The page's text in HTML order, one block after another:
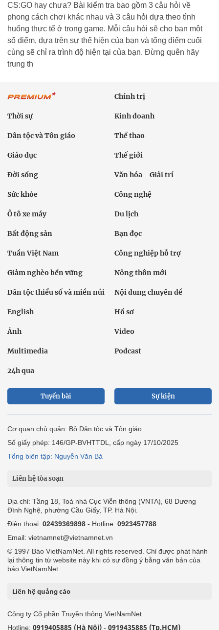
CS:GO hay chưa? Bài kiểm tra bao gồm 3 câu hỏi về
phong cách chơi khác nhau và 3 câu hỏi dựa theo tình
huống thực tế ở trong game. Mỗi câu hỏi sẽ cho bạn một
số điểm, dựa trên sự thể hiện của bạn và tổng điểm cuối
cùng sẽ chỉ ra trình độ hiện tại của bạn. Đừng quên hãy
trung th
Chính trị
Thời sự Kinh doanh
Dân tộc và Tôn giáo Thể thao
Giáo dục Thế giới
Đời sống Văn hóa - Giải trí
Sức khỏe Công nghệ
Ô tô xe máy Du lịch
Bất động sản Bạn đọc
Tuần Việt Nam Công nghiệp hỗ trợ
Giảm nghèo bền vững Nông thôn mới
Dân tộc thiểu số và miền núi Nội dung chuyên đề
English Hồ sơ
Ảnh Video
Multimedia Podcast
24h qua
Tuyến bài Sự kiện
Cơ quan chủ quản: Bộ Dân tộc và Tôn giáo
Số giấy phép: 146/GP-BVHTTDL, cấp ngày 17/10/2025
Tổng biên tập: Nguyễn Văn Bá
Liên hệ tòa soạn
Địa chỉ: Tầng 18, Toà nhà Cục Viễn thông (VNTA), 68 Dương
Đình Nghệ, phường Cầu Giấy, TP. Hà Nội.
Điện thoại: 02439369898 - Hotline: 0923457788
Email: vietnamnet@vietnamnet.vn
© 1997 Báo VietNamNet. All rights reserved. Chỉ được phát hành
lại thông tin từ website này khi có sự đồng ý bằng văn bản của
báo VietNamNet.
Liên hệ quảng cáo
Công ty Cổ phần Truyền thông VietNamNet
Hotline: 0919405885 (Hà Nội) - 0919435885 (Tp.HCM)